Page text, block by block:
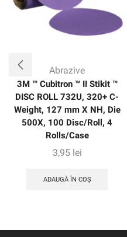
Abrazive
3M ™ Cubitron ™ II Stikit ™
DISC ROLL 732U, 320+ C-
Weight, 127 mm X NH, Die
500X, 100 Disc/Roll, 4
Rolls/Case
3,95 lei
ADAUGĂ ÎN COȘ